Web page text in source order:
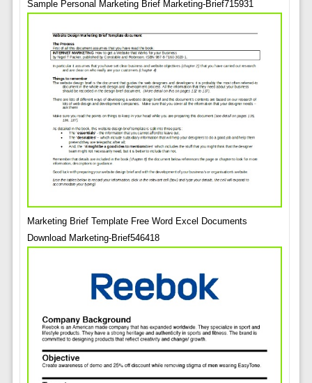
Sample Personal Marketing Brief Marketing-Brief715931
Marketing Brief Template Free Word Excel Documents
Download Marketing-Brief546418